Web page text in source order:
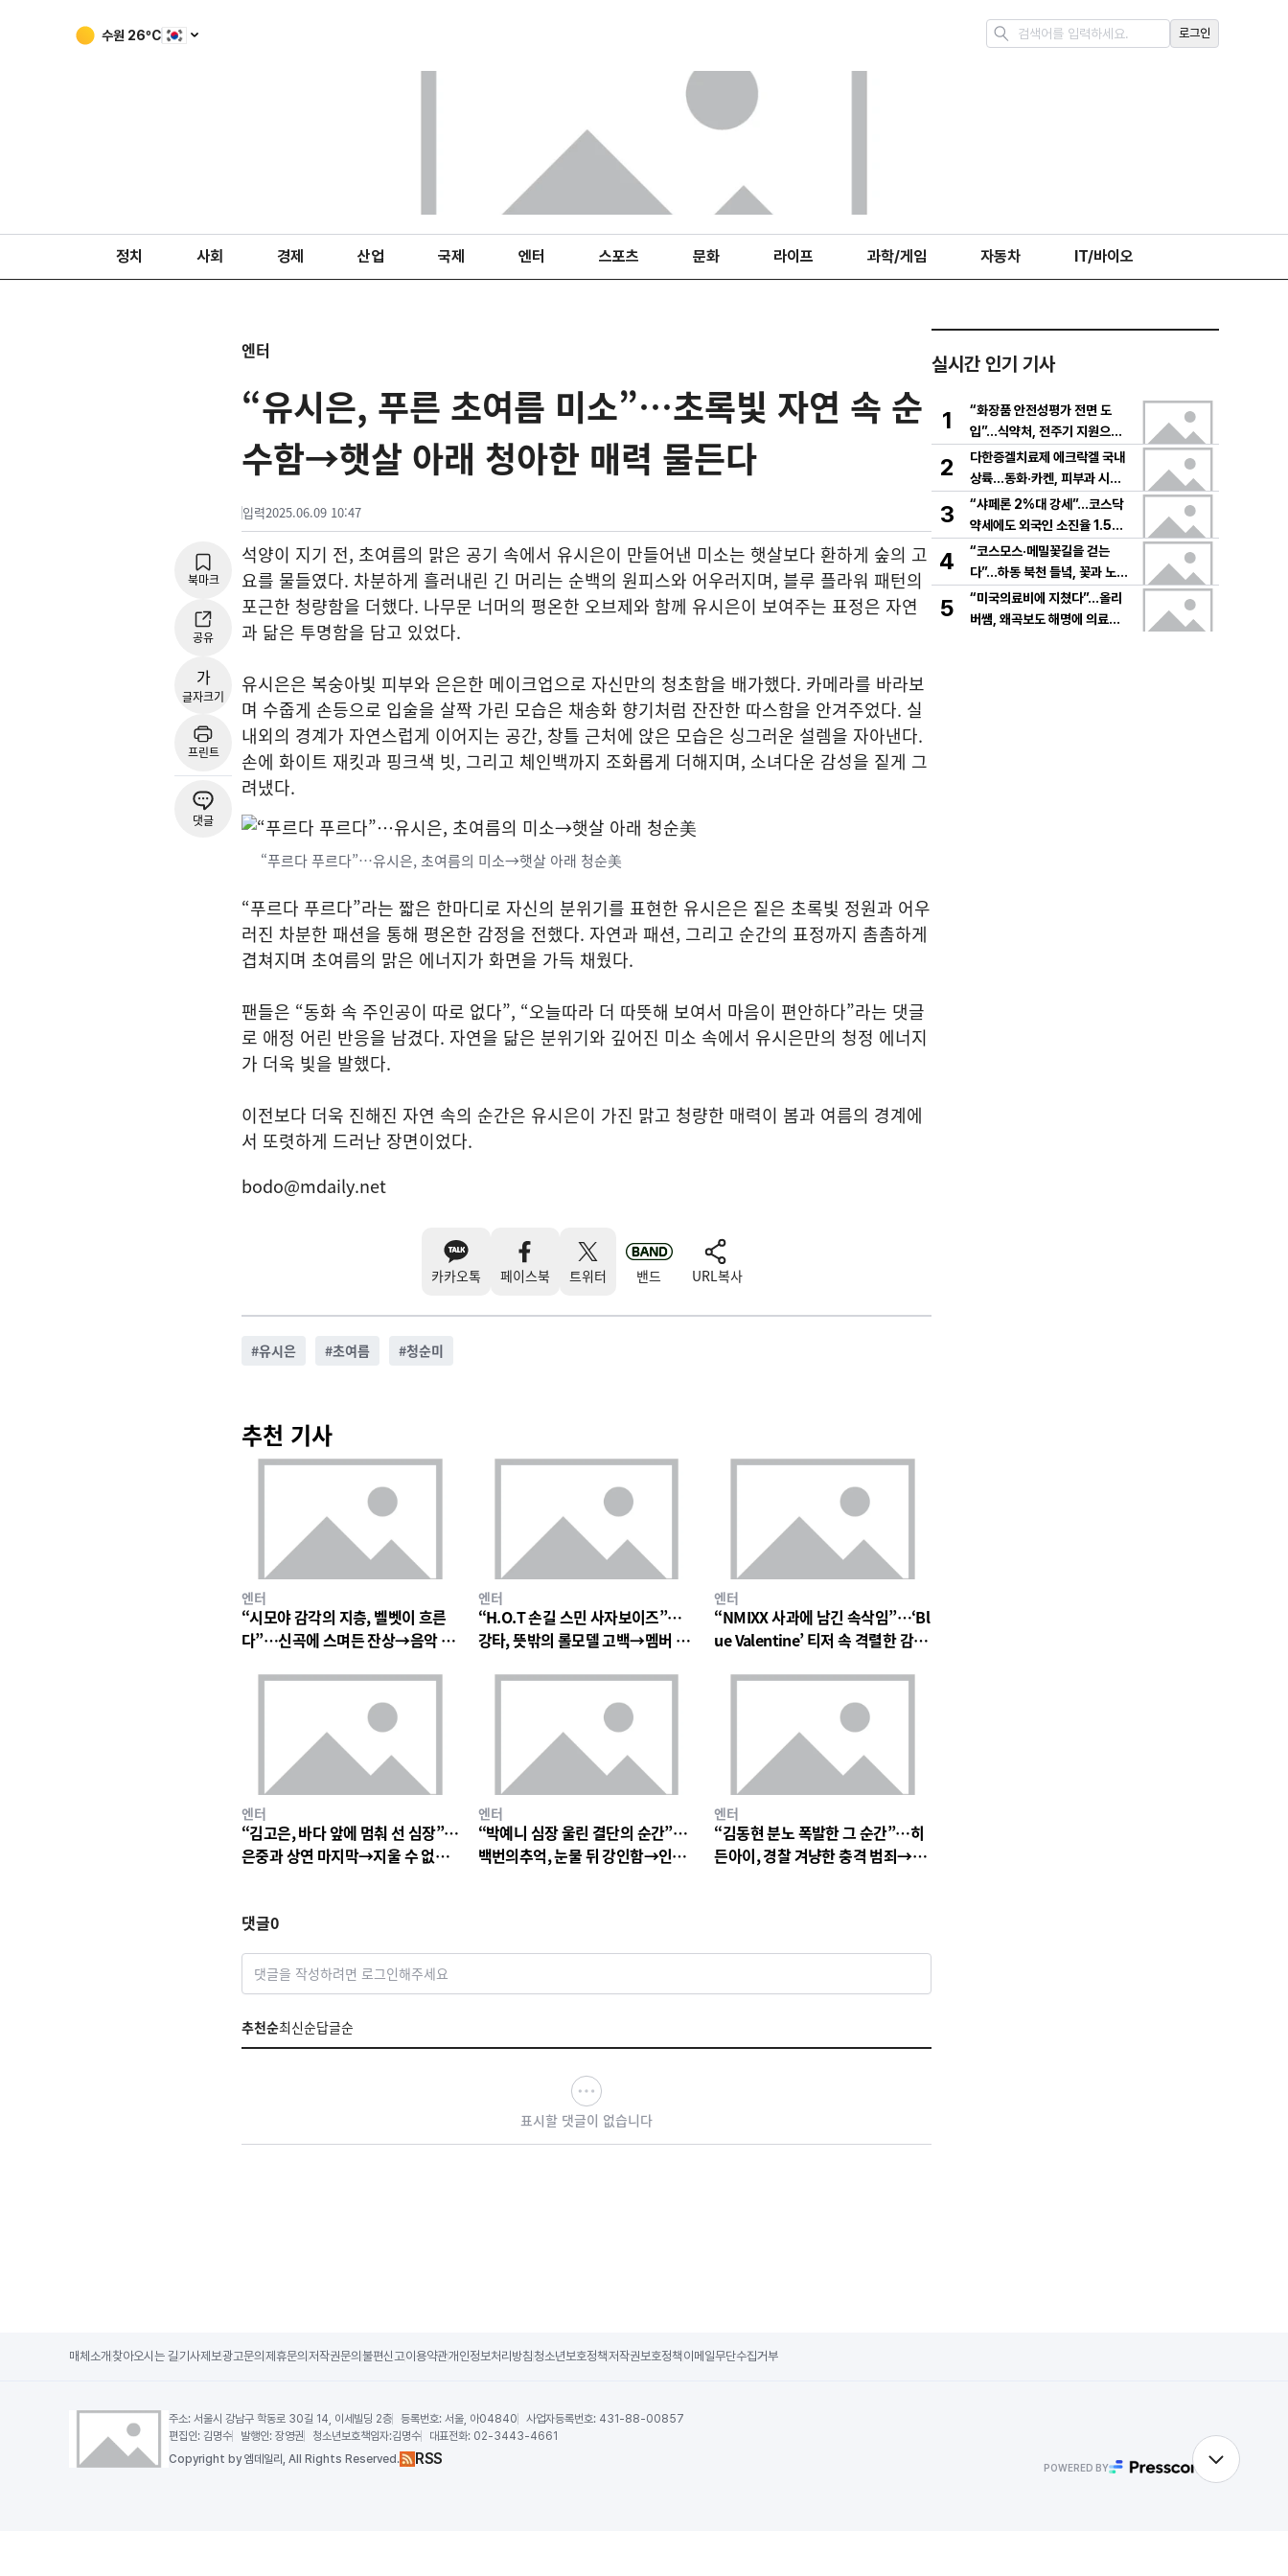
수원 26ºC 로그인
정치 사회 경제 산업 국제 엔터 스포츠 문화 라이프 과학/게임 자동차 IT/바이오
엔터
“유시은, 푸른 초여름 미소”…초록빛 자연 속 순
수함→햇살 아래 청아한 매력 물든다
입력2025.06.09 10:47
북마크
공유
가
글자크기
프린트
댓글
석양이 지기 전, 초여름의 맑은 공기 속에서 유시은이 만들어낸 미소는 햇살보다 환하게 숲의 고
요를 물들였다. 차분하게 흘러내린 긴 머리는 순백의 원피스와 어우러지며, 블루 플라워 패턴의
포근한 청량함을 더했다. 나무문 너머의 평온한 오브제와 함께 유시은이 보여주는 표정은 자연
과 닮은 투명함을 담고 있었다.
유시은은 복숭아빛 피부와 은은한 메이크업으로 자신만의 청초함을 배가했다. 카메라를 바라보
며 수줍게 손등으로 입술을 살짝 가린 모습은 채송화 향기처럼 잔잔한 따스함을 안겨주었다. 실
내외의 경계가 자연스럽게 이어지는 공간, 창틀 근처에 앉은 모습은 싱그러운 설렘을 자아낸다.
손에 화이트 재킷과 핑크색 빗, 그리고 체인백까지 조화롭게 더해지며, 소녀다운 감성을 짙게 그
려냈다.
“푸르다 푸르다”…유시은, 초여름의 미소→햇살 아래 청순美
“푸르다 푸르다”라는 짧은 한마디로 자신의 분위기를 표현한 유시은은 짙은 초록빛 정원과 어우
러진 차분한 패션을 통해 평온한 감정을 전했다. 자연과 패션, 그리고 순간의 표정까지 촘촘하게
겹쳐지며 초여름의 맑은 에너지가 화면을 가득 채웠다.
팬들은 “동화 속 주인공이 따로 없다”, “오늘따라 더 따뜻해 보여서 마음이 편안하다”라는 댓글
로 애정 어린 반응을 남겼다. 자연을 닮은 분위기와 깊어진 미소 속에서 유시은만의 청정 에너지
가 더욱 빛을 발했다.
이전보다 더욱 진해진 자연 속의 순간은 유시은이 가진 맑고 청량한 매력이 봄과 여름의 경계에
서 또렷하게 드러난 장면이었다.
bodo@mdaily.net
카카오톡 페이스북 트위터 밴드 URL복사
#유시은 #초여름 #청순미
추천 기사
엔터
“시모야 감각의 지층, 벨벳이 흐른
다”…신곡에 스며든 잔상→음악 팬
엔터
“H.O.T 손길 스민 사자보이즈”…
강타, 뜻밖의 롤모델 고백→멤버 폭
엔터
“NMIXX 사과에 남긴 속삭임”…‘Bl
ue Valentine’ 티저 속 격렬한 감정
엔터
“김고은, 바다 앞에 멈춰 선 심장”…
은중과 상연 마지막→지울 수 없는
엔터
“박예니 심장 울린 결단의 순간”…
백번의추억, 눈물 뒤 강인함→인물
엔터
“김동현 분노 폭발한 그 순간”…히
든아이, 경찰 겨냥한 충격 범죄→출
댓글0
댓글을 작성하려면 로그인해주세요
추천순최신순답글순
표시할 댓글이 없습니다
실시간 인기 기사
1
“화장품 안전성평가 전면 도
입”…식약처, 전주기 지원으로
K뷰티 고도화
2
다한증겔치료제 에크락겔 국내
상륙…동화·카켄, 피부과 시장
공략
3
“샤페론 2%대 강세”…코스닥
약세에도 외국인 소진율 1.5
9% 기록
4
“코스모스·메밀꽃길을 걷는
다”…하동 북천 들녘, 꽃과 노래
로 물드는 가을의 하루
5
“미국의료비에 지쳤다”…올리
버쌤, 왜곡보도 해명에 의료시
매체소개 찾아오시는 길기사제보광고문의 제휴문의 저작권문의 불편신고이용약관개인정보처리방침 청소년보호정책저작권보호정책 이메일무단수집거부
주소:서울시 강남구 학동로 30길 14, 이세빌딩 2층 등록번호: 서울, 아04840 사업자등록번호: 431-88-00857
편집인: 김명수 발행인:장영권 청소년보호책임자:김명수 대표전화: 02-3443-4661
Copyright by 엠데일리, All Rights Reserved. RSS POWERED BY